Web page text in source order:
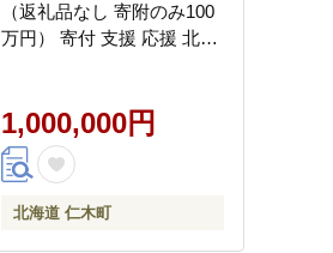
（返礼品なし 寄附のみ100
万円） 寄付 支援 応援 北海
1,000,000円
北海道 仁木町